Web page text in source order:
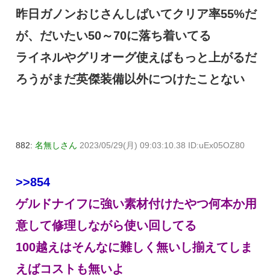
昨日ガノンおじさんしばいてクリア率55%だ
が、だいたい50～70に落ち着いてる
ライネルやグリオーグ使えばもっと上がるだ
ろうがまだ英傑装備以外につけたことない
882: 名無しさん 2023/05/29(月) 09:03:10.38 ID:uEx05OZ80
>>854
ゲルドナイフに強い素材付けたやつ何本か用
意して修理しながら使い回してる
100越えはそんなに難しく無いし揃えてしま
えばコストも無いよ